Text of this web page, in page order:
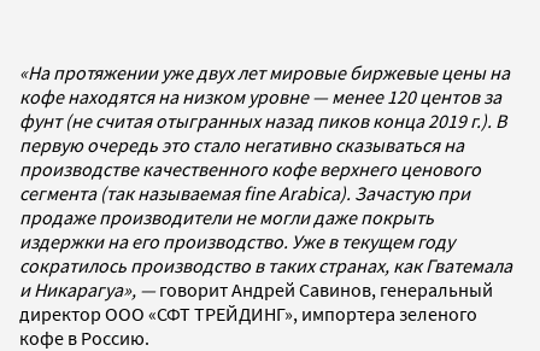
«На протяжении уже двух лет мировые биржевые цены на
кофе находятся на низком уровне — менее 120 центов за
фунт (не считая отыгранных назад пиков конца 2019 г.). В
первую очередь это стало негативно сказываться на
производстве качественного кофе верхнего ценового
сегмента (так называемая fine Arabica). Зачастую при
продаже производители не могли даже покрыть
издержки на его производство. Уже в текущем году
сократилось производство в таких странах, как Гватемала
и Никарагуа», —говорит Андрей Савинов, генеральный
директор ООО «СФТ ТРЕЙДИНГ», импортера зеленого
кофе в Россию.